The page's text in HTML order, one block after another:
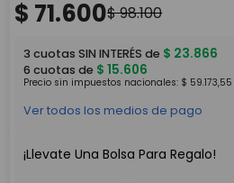
$ 71.600$98.100
3 cuotas SIN INTERÉS de $ 23.866
6 cuotas de $ 15.606
Precio sin impuestos nacionales: $ 59.173,55
Ver todos los medios de pago
¡Llevate Una Bolsa Para Regalo!